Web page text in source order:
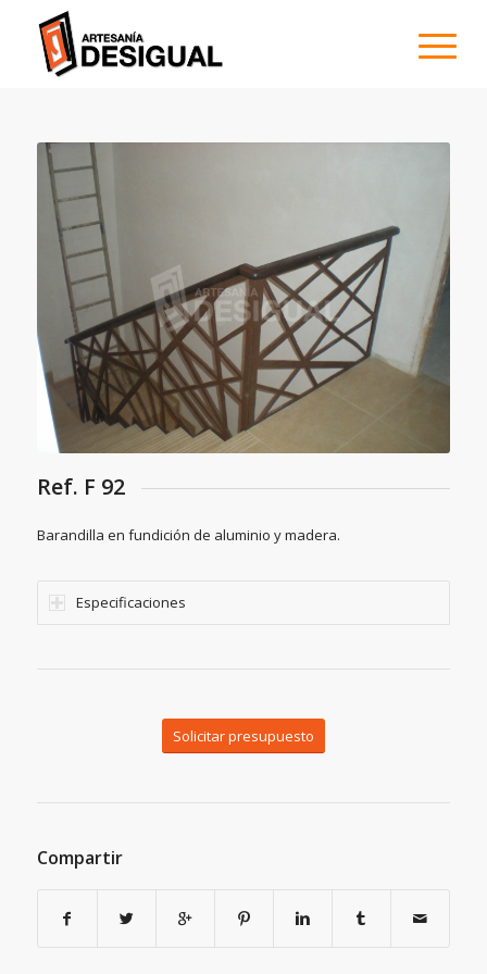
Ref. F 92
Barandilla en fundición de aluminio y madera.
Especificaciones
Solicitar presupuesto
Compartir